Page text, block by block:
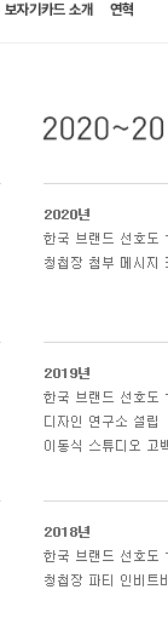
보자기카드 소개 연혁